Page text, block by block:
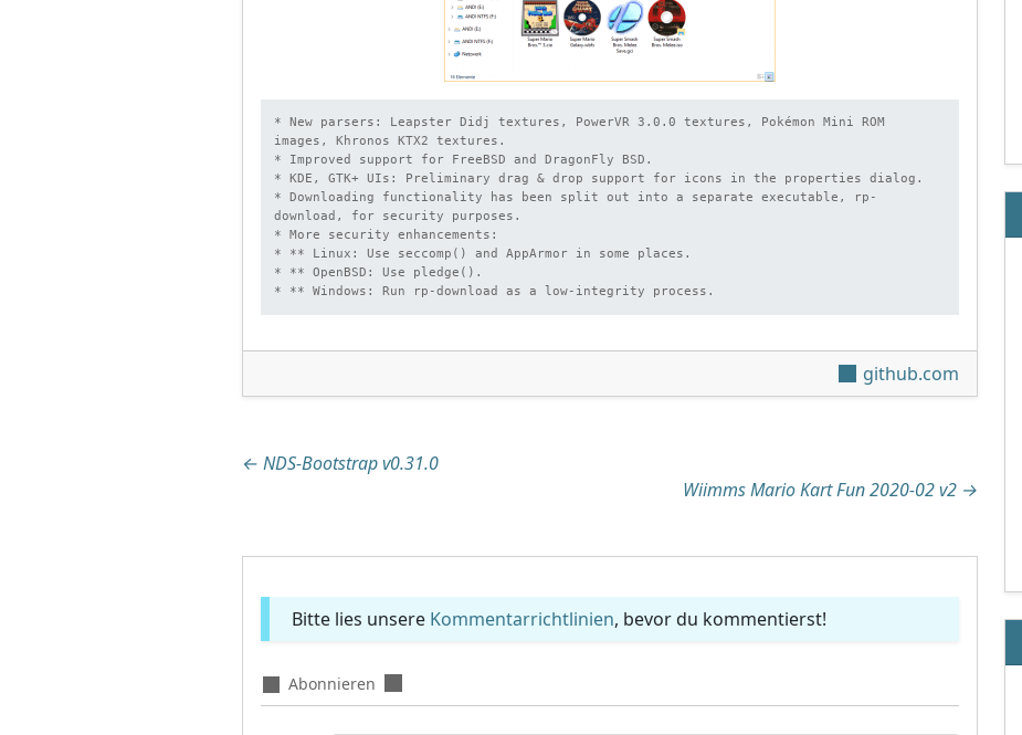
* New parsers: Leapster Didj textures, PowerVR 3.0.0 textures, Pokémon Mini ROM
images, Khronos KTX2 textures.
* Improved support for FreeBSD and DragonFly BSD.
* KDE, GTK+ UIs: Preliminary drag & drop support for icons in the properties dialog.
* Downloading functionality has been split out into a separate executable, rp-
download, for security purposes.
* More security enhancements:
* ** Linux: Use seccomp() and AppArmor in some places.
* ** OpenBSD: Use pledge().
* ** Windows: Run rp-download as a low-integrity process.
github.com
Beitragsnavigation
← NDS-Bootstrap v0.31.0
Wiimms Mario Kart Fun 2020-02 v2 →
Bitte lies unsere Kommentarrichtlinien, bevor du kommentierst!
Abonnieren